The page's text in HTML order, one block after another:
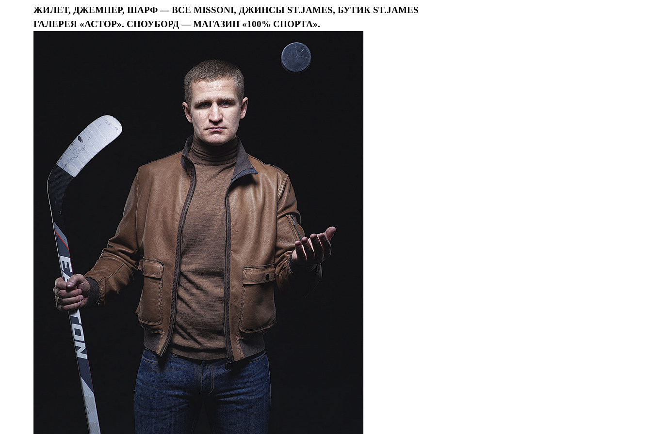
ЖИЛЕТ, ДЖЕМПЕР, ШАРФ — ВСЕ MISSONI, ДЖИНСЫ ST.JAMES, БУТИК ST.JAMES
ГАЛЕРЕЯ «АСТОР». СНОУБОРД — МАГАЗИН «100% СПОРТА».
Я согласен с
Я согласен сполитикой конфиденциальности и защиты информации*